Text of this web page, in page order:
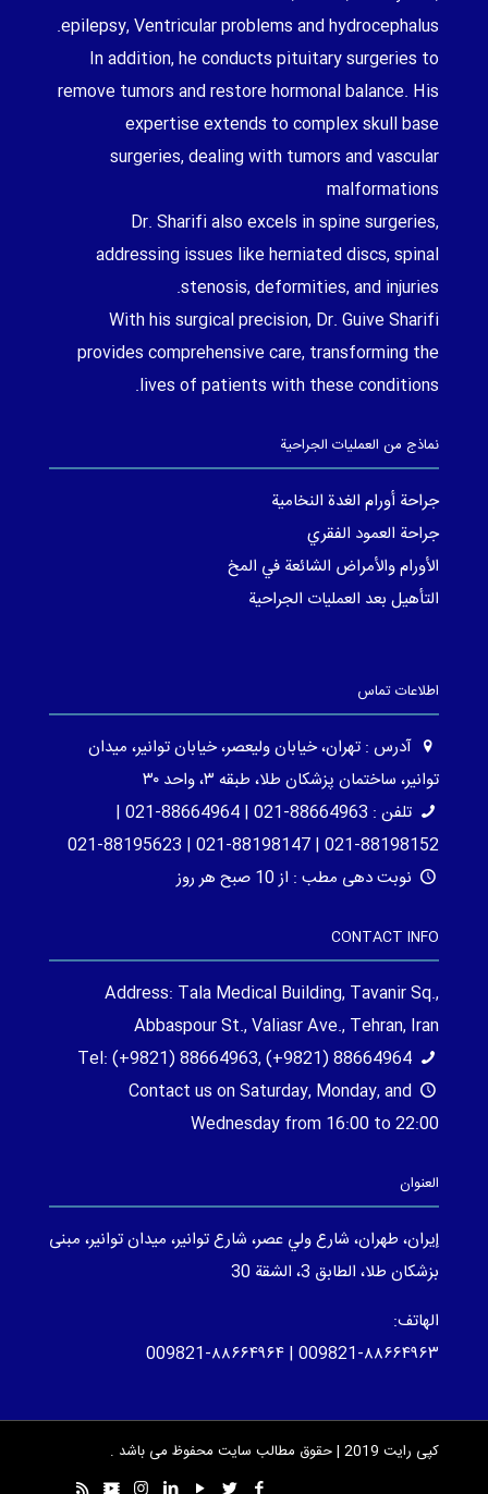
epilepsy, Ventricular problems and hydrocephalus.
In addition, he conducts pituitary surgeries to
remove tumors and restore hormonal balance. His
expertise extends to complex skull base
surgeries, dealing with tumors and vascular
malformations
Dr. Sharifi also excels in spine surgeries,
addressing issues like herniated discs, spinal
stenosis, deformities, and injuries.
With his surgical precision, Dr. Guive Sharifi
provides comprehensive care, transforming the
lives of patients with these conditions.
نماذج من العمليات الجراحية
جراحة أورام الغدة النخامية
جراحة العمود الفقري
الأورام والأمراض الشائعة في المخ
التأهيل بعد العمليات الجراحية
اطلاعات تماس
آدرس : تهران، خیابان ولیعصر، خیابان توانیر، میدان
توانیر، ساختمان پزشکان طلا، طبقه ۳، واحد ۳۰
تلفن : 88664963-021 | 88664964-021 |
88198152-021 | 88198147-021 | 88195623-021
نوبت دهی مطب : از 10 صبح هر روز
CONTACT INFO
Address: Tala Medical Building, Tavanir Sq.,
Abbaspour St., Valiasr Ave., Tehran, Iran
Contact us on Saturday, Monday, and
Wednesday from 16:00 to 22:00
العنوان
إيران، طهران، شارع ولي عصر، شارع توانير، ميدان توانير، مبنى
بزشكان طلا، الطابق 3، الشقة 30
الهاتف:
009821-۸۸۶۶۴۹۶۳ | 009821-۸۸۶۶۴۹۶۴
کپی رایت 2019 | حقوق مطالب سایت محفوظ می باشد .